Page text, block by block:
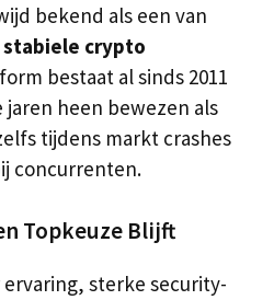
bekend als een van
crypto
bestaat al sinds 2011
heen bewezen als
tijdens markt crashes
concurrenten.
Topkeuze Blijft
ervaring, sterke security-